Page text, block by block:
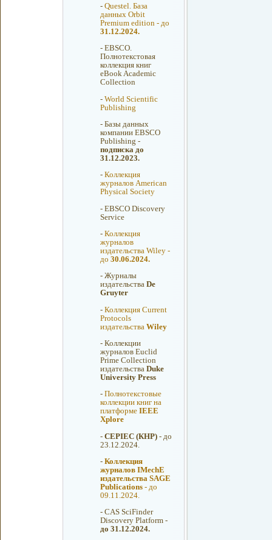
- Questel. База
данных Orbit
Premium edition - до
31.12.2024.
- EBSCO.
Полнотекстовая
коллекция книг
eBook Academic
Collection
- World Scientific
Publishing
- Базы данных
компании EBSCO
Publishing -
подписка до
31.12.2023.
- Коллекция
журналов American
Physical Society
- EBSCO Discovery
Service
- Коллекция
журналов
издательства Wiley -
до 30.06.2024.
- Журналы
издательства De
Gruyter
- Коллекция Current
Protocols
издательства Wiley
- Коллекции
журналов Euclid
Prime Collection
издательства Duke
University Press
- Полнотекстовые
коллекции книг на
платформе IEEE
Xplore
- CEPIEC (КНР)- до
23.12.2024.
- Коллекция
журналов IMechE
издательства SAGE
Publications- до
09.11.2024.
- CAS SciFinder
Discovery Platform -
до 31.12.2024.